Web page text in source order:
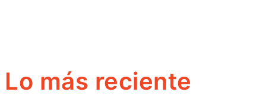
Lo más reciente